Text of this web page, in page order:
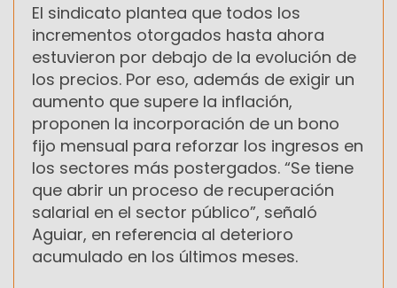
El sindicato plantea que todos los
incrementos otorgados hasta ahora
estuvieron por debajo de la evolución de
los precios. Por eso, además de exigir un
aumento que supere la inflación,
proponen la incorporación de un bono
fijo mensual para reforzar los ingresos en
los sectores más postergados. “Se tiene
que abrir un proceso de recuperación
salarial en el sector público”, señaló
Aguiar, en referencia al deterioro
acumulado en los últimos meses.